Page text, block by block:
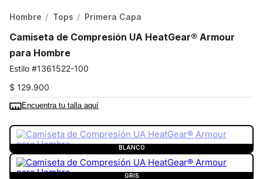
Hombre Tops Primera Capa
Camiseta de Compresión UA HeatGear® Armour
para Hombre
1361522-100
$ 129.900
Encuentra tu talla aquí
BLANCO
GRIS